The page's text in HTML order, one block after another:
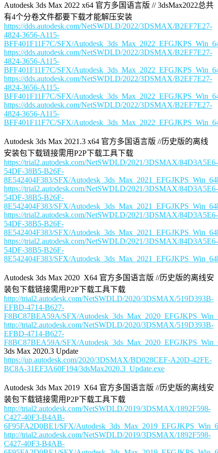
Autodesk 3ds Max 2022 x64 官方多国语言版 // 3dsMax2022总共
有4个分卷文件都要下载才能解压安装
https://dds.autodesk.com/NetSWDLD/2022/3DSMAX/B2EF7E27-
4824-3656-A115-
BFF401F11F7C/SFX/
https://dds.autodesk.com/NetSWDLD/2022/3DSMAX/B2EF7E27-
4824-3656-A115-
BFF401F11F7C/SFX/
https://dds.autodesk.com/NetSWDLD/2022/3DSMAX/B2EF7E27-
4824-3656-A115-
BFF401F11F7C/SFX/
https://dds.autodesk.com/NetSWDLD/2022/3DSMAX/B2EF7E27-
4824-3656-A115-
BFF401F11F7C/SFX/
Autodesk 3ds Max 2021.3 x64 官方多国语言版 //历史版的离线
安装包下载链接需用P2P下载工具下载
https://trial2.autodesk.com/NetSWDLD/2021/3DSMAX/84D3A5E6-
54DF-38B5-B26F-
8E542404F383/SFX/
https://trial2.autodesk.com/NetSWDLD/2021/3DSMAX/84D3A5E6-
54DF-38B5-B26F-
8E542404F383/SFX/
https://trial2.autodesk.com/NetSWDLD/2021/3DSMAX/84D3A5E6-
54DF-38B5-B26F-
8E542404F383/SFX/
https://trial2.autodesk.com/NetSWDLD/2021/3DSMAX/84D3A5E6-
54DF-38B5-B26F-
8E542404F383/SFX/
Autodesk 3ds Max 2020 X64 官方多国语言版 //历史版的离线安
装包下载链接需用P2P下载工具下载
http://trial2.autodesk.com/NetSWDLD/2020/3DSMAX/519D393B-
EFBD-4714-B627-
F8BC87BEA59A/SFX/
http://trial2.autodesk.com/NetSWDLD/2020/3DSMAX/519D393B-
EFBD-4714-B627-
F8BC87BEA59A/SFX/
3ds Max 2020.3 Update
https://up.autodesk.com/2020/3DSMAX/BD028CEF-A20D-42FE-
BC8A-31EF3A60F194/3dsMax2020.3_Update.exe
Autodesk 3ds Max 2019 X64 官方多国语言版 //历史版的离线安
装包下载链接需用P2P下载工具下载
http://trial2.autodesk.com/NetSWDLD/2019/3DSMAX/1892F598-
C427-40F3-B4AB-
6F95FA2D0BE1/SFX/
http://trial2.autodesk.com/NetSWDLD/2019/3DSMAX/1892F598-
C427-40F3-B4AB-